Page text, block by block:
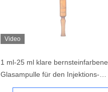
Video
1 ml-25 ml klare bernsteinfarbene
Glasampulle für den Injektions-
Siebdruck